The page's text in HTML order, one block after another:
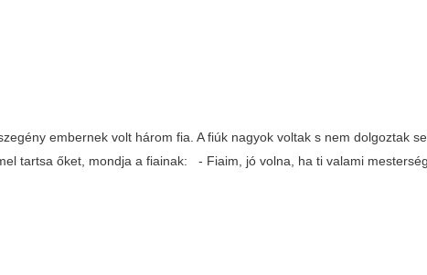
embernek volt három fia. A fiúk nagyok voltak s nem dolgoztak
tartsa őket, mondja a fiainak: - Fiaim, jó volna, ha ti valami